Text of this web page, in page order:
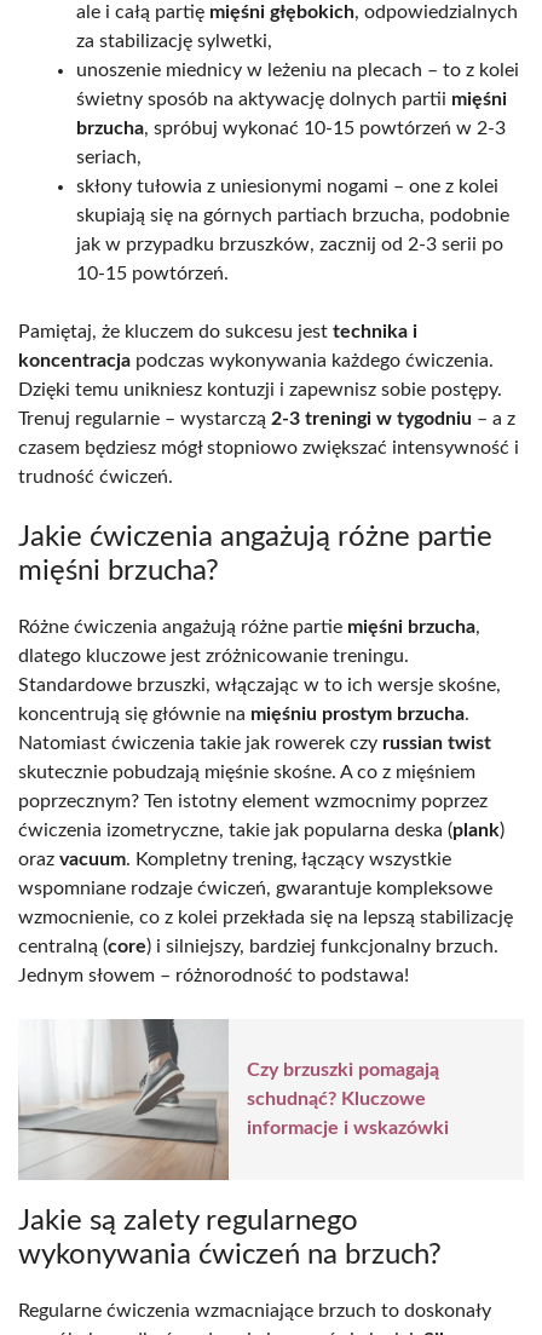
ale i całą partię mięśni głębokich, odpowiedzialnych
za stabilizację sylwetki,
unoszenie miednicy w leżeniu na plecach – to z kolei
świetny sposób na aktywację dolnych partii mięśni
brzucha, spróbuj wykonać 10-15 powtórzeń w 2-3
seriach,
skłony tułowia z uniesionymi nogami – one z kolei
skupiają się na górnych partiach brzucha, podobnie
jak w przypadku brzuszków, zacznij od 2-3 serii po
10-15 powtórzeń.
Pamiętaj, że kluczem do sukcesu jest technika i
koncentracja podczas wykonywania każdego ćwiczenia.
Dzięki temu unikniesz kontuzji i zapewnisz sobie postępy.
Trenuj regularnie – wystarczą 2-3 treningi w tygodniu – a z
czasem będziesz mógł stopniowo zwiększać intensywność i
trudność ćwiczeń.
Jakie ćwiczenia angażują różne partie
mięśni brzucha?
Różne ćwiczenia angażują różne partie mięśni brzucha,
dlatego kluczowe jest zróżnicowanie treningu.
Standardowe brzuszki, włączając w to ich wersje skośne,
koncentrują się głównie na mięśniu prostym brzucha.
Natomiast ćwiczenia takie jak rowerek czy russian twist
skutecznie pobudzają mięśnie skośne. A co z mięśniem
poprzecznym? Ten istotny element wzmocnimy poprzez
ćwiczenia izometryczne, takie jak popularna deska (plank)
oraz vacuum. Kompletny trening, łączący wszystkie
wspomniane rodzaje ćwiczeń, gwarantuje kompleksowe
wzmocnienie, co z kolei przekłada się na lepszą stabilizację
centralną (core) i silniejszy, bardziej funkcjonalny brzuch.
Jednym słowem – różnorodność to podstawa!
Czy brzuszki pomagają
schudnąć? Kluczowe
informacje i wskazówki
Jakie są zalety regularnego
wykonywania ćwiczeń na brzuch?
Regularne ćwiczenia wzmacniające brzuch to doskonały